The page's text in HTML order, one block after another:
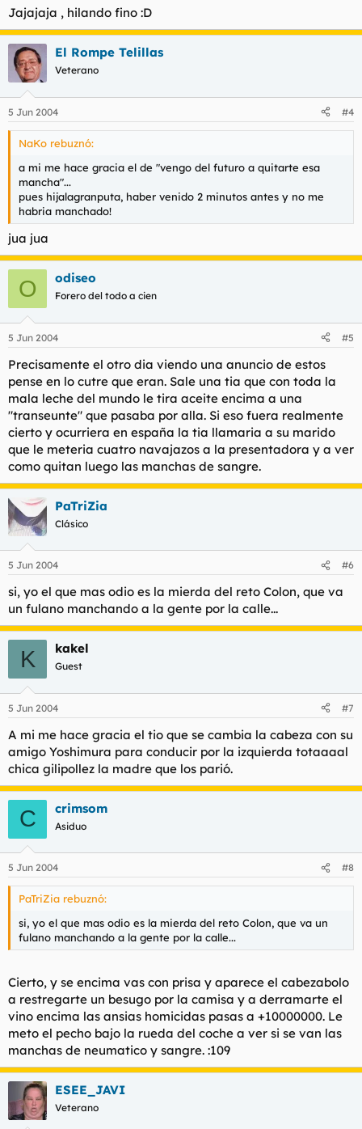
Jajajaja , hilando fino :D
El Rompe Telillas
Veterano
5 Jun 2004 #4
NaKo rebuznó:
a mi me hace gracia el de "vengo del futuro a quitarte esa
mancha"...
pues hijalagranputa, haber venido 2 minutos antes y no me
habria manchado!
jua jua
O odiseo
Forero del todo a cien
5 Jun 2004 #5
Precisamente el otro dia viendo una anuncio de estos
pense en lo cutre que eran. Sale una tia que con toda la
mala leche del mundo le tira aceite encima a una
"transeunte" que pasaba por alla. Si eso fuera realmente
cierto y ocurriera en españa la tia llamaria a su marido
que le meteria cuatro navajazos a la presentadora y a ver
como quitan luego las manchas de sangre.
PaTriZia
Clásico
5 Jun 2004 #6
si, yo el que mas odio es la mierda del reto Colon, que va
un fulano manchando a la gente por la calle...
K kakel
Guest
5 Jun 2004 #7
A mi me hace gracia el tio que se cambia la cabeza con su
amigo Yoshimura para conducir por la izquierda totaaaal
chica gilipollez la madre que los parió.
C crimsom
Asiduo
5 Jun 2004 #8
PaTriZia rebuznó:
si, yo el que mas odio es la mierda del reto Colon, que va un
fulano manchando a la gente por la calle...
Cierto, y se encima vas con prisa y aparece el cabezabolo
a restregarte un besugo por la camisa y a derramarte el
vino encima las ansias homicidas pasas a +10000000. Le
meto el pecho bajo la rueda del coche a ver si se van las
manchas de neumatico y sangre. :109
ESEE_JAVI
Veterano